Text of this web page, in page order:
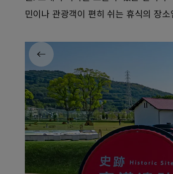
민이나 관광객이 편히 쉬는 휴식의 장